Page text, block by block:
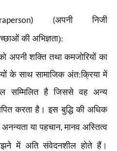
(अपनी निजी
की अभिज्ञता):
अपनी शक्ति तथा कमजोरियों का
के साथ सामाजिक अंत:क्रिया में
सम्मिलित है जिससे वह अन्य
करता है। इस बुद्धि की अधिक
या पहचान,मानव अस्तित्व
में अति संवेदनशील होते हैं।